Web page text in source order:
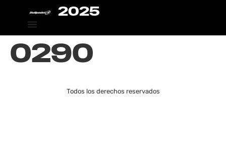
2025
0290
Todos los derechos reservados